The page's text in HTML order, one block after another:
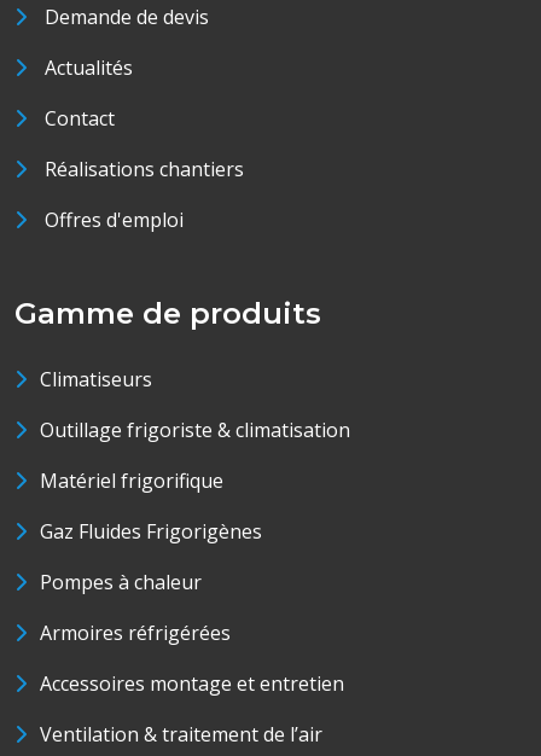
Demande de devis
Actualités
Contact
Réalisations chantiers
Offres d'emploi
Gamme de produits
Climatiseurs
Outillage frigoriste & climatisation
Matériel frigorifique
Gaz Fluides Frigorigènes
Pompes à chaleur
Armoires réfrigérées
Accessoires montage et entretien
Ventilation & traitement de l’air